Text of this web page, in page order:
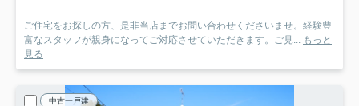
ご住宅をお探しの方、是非当店までお問い合わせくださいませ。経験豊
富なスタッフが親身になってご対応させていただきます。ご見...
もっと
見る
中古一戸建